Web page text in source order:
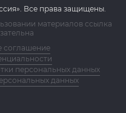
Все права защищены.
материалов ссылка
соглашение
персональных данных
данных